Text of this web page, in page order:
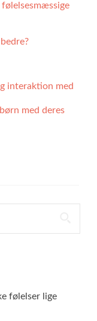
interaktion med
med deres
følelser lige